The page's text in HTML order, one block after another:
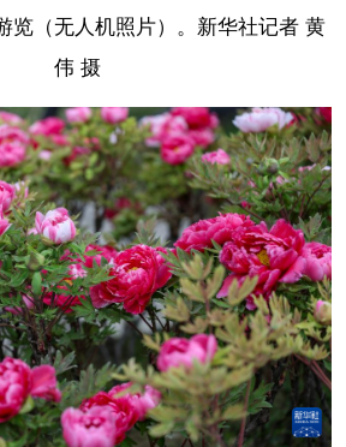
（无人机照片）。 新华社记者 黄
伟 摄